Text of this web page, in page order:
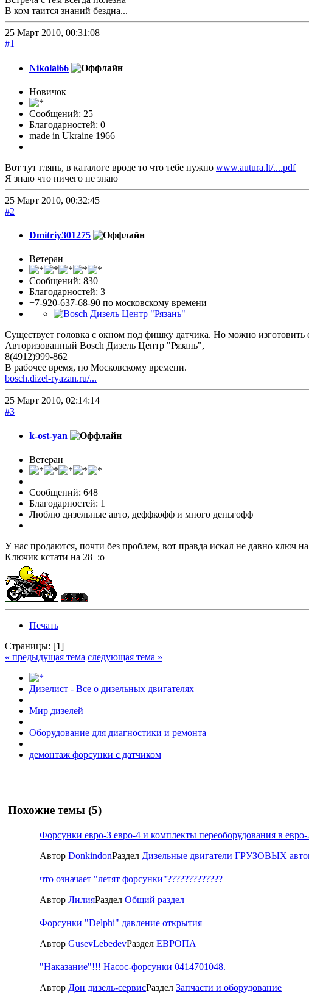
В ком таится знаний бездна...
25 Март 2010, 00:31:08
#1
Nikolai66
Новичок
Сообщений: 25
Благодарностей: 0
made in Ukraine 1966
Вот тут глянь, в каталоге вроде то что тебе нужно www.autura.lt/....pdf
Я знаю что ничего не знаю
25 Март 2010, 00:32:45
#2
Dmitriy301275
Ветеран
Сообщений: 830
Благодарностей: 3
+7-920-637-68-90 по московскому времени
Существует головка с окном под фишку датчика. Но можно изготовить
Авторизованный Bosch Дизель Центр "Рязань",
8(4912)999-862
В рабочее время, по Московскому времени.
bosch.dizel-ryazan.ru/...
25 Март 2010, 02:14:14
#3
k-ost-yan
Ветеран
Сообщений: 648
Благодарностей: 1
Люблю дизельные авто, деффкофф и много деньгофф
У нас продаются, почти без проблем, вот правда искал не давно ключ
Ключик кстати на 28 :o
Печать
Страницы: [1]
« предыдущая тема следующая тема »
Дизелист - Все о дизельных двигателях
Мир дизелей
Оборудование для диагностики и ремонта
демонтаж форсунки с датчиком
Похожие темы (5)
Форсунки евро-3 евро-4 и комплекты переоборудования в евро-
Автор DonkindonРаздел Дизельные двигатели ГРУЗОВЫХ
что означает "летят форсунки"?????????????
Автор ЛилияРаздел Общий раздел
Форсунки "Delphi" давление открытия
Автор GusevLebedevРаздел ЕВРОПА
"Наказание"!!! Насос-форсунки 0414701048.
Автор Дон дизель-сервисРаздел Запчасти и оборудование